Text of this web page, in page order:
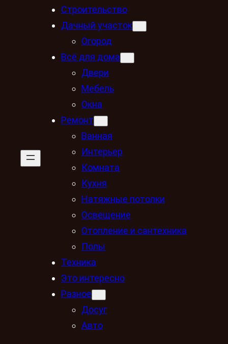
Строительство
Дачный участок
Огород
Всё для дома
Двери
Мебель
Окна
Ремонт
Ванная
Интерьер
Комната
Кухня
Натяжные потолки
Освещение
Отопление и сантехника
Полы
Техника
Это интересно
Разное
Досуг
Авто